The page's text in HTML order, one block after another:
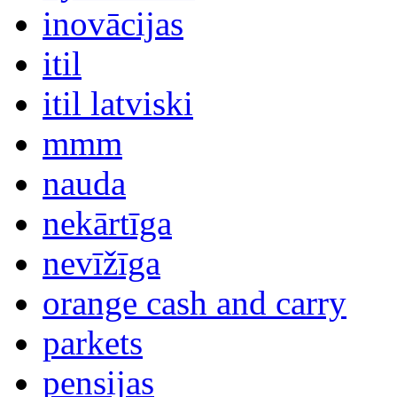
inovācijas
itil
itil latviski
mmm
nauda
nekārtīga
nevīžīga
orange cash and carry
parkets
pensijas